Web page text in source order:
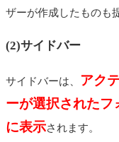
ザーが作成したものも
(2)サイドバー
サイドバーは、 アク
ーが選択されたフ
に表示されます。